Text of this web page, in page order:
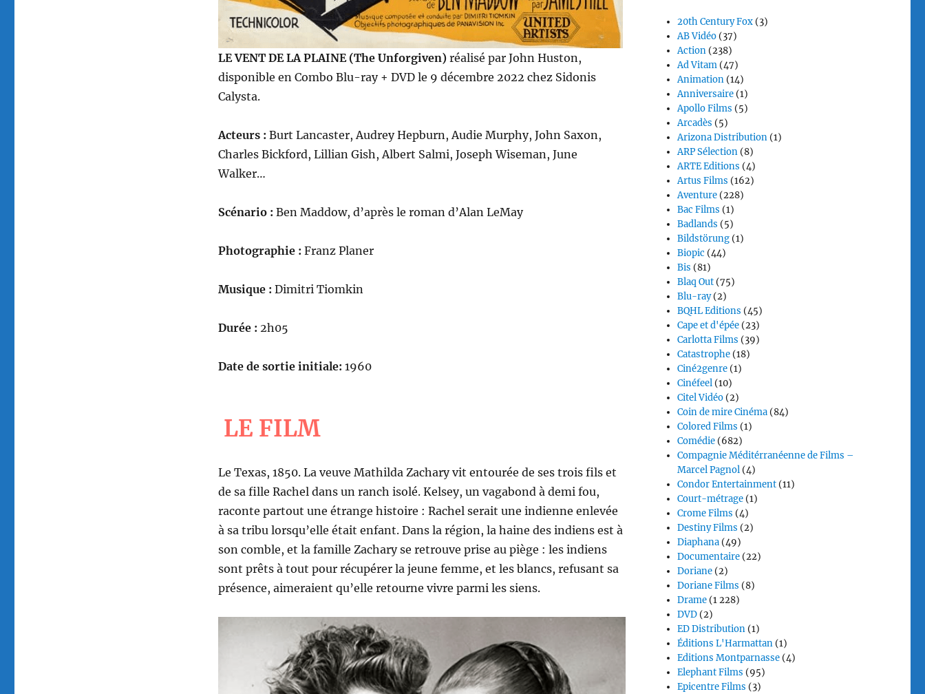
LE VENT DE LA PLAINE (The Unforgiven) réalisé par John Huston,
disponible en Combo Blu-ray + DVD le 9 décembre 2022 chez Sidonis
Calysta.
Acteurs : Burt Lancaster, Audrey Hepburn, Audie Murphy, John Saxon,
Charles Bickford, Lillian Gish, Albert Salmi, Joseph Wiseman, June
Walker…
Scénario : Ben Maddow, d’après le roman d’Alan LeMay
Photographie : Franz Planer
Musique : Dimitri Tiomkin
Durée : 2h05
Date de sortie initiale: 1960
LE FILM
Le Texas, 1850. La veuve Mathilda Zachary vit entourée de ses trois fils et
de sa fille Rachel dans un ranch isolé. Kelsey, un vagabond à demi fou,
raconte partout une étrange histoire : Rachel serait une indienne enlevée
à sa tribu lorsqu’elle était enfant. Dans la région, la haine des indiens est à
son comble, et la famille Zachary se retrouve prise au piège : les indiens
sont prêts à tout pour récupérer la jeune femme, et les blancs, refusant sa
présence, aimeraient qu’elle retourne vivre parmi les siens.
20th Century Fox (3)
AB Vidéo (37)
Action (238)
Ad Vitam (47)
Animation (14)
Anniversaire (1)
Apollo Films (5)
Arcadès (5)
Arizona Distribution (1)
ARP Sélection (8)
ARTE Editions (4)
Artus Films (162)
Aventure (228)
Bac Films (1)
Badlands (5)
Bildstörung (1)
Biopic (44)
Bis (81)
Blaq Out (75)
Blu-ray(2)
BQHL Editions (45)
Cape et d'épée (23)
Carlotta Films (39)
Catastrophe (18)
Ciné2genre (1)
Cinéfeel (10)
Citel Vidéo (2)
Coin de mire Cinéma (84)
Colored Films (1)
Comédie (682)
Compagnie Méditérranéenne de Films –
Marcel Pagnol (4)
Condor Entertainment (11)
Court-métrage (1)
Crome Films (4)
Destiny Films (2)
Diaphana (49)
Documentaire (22)
Doriane (2)
Doriane Films (8)
Drame (1 228)
DVD (2)
ED Distribution (1)
Éditions L'Harmattan (1)
Editions Montparnasse (4)
Elephant Films (95)
Epicentre Films (3)